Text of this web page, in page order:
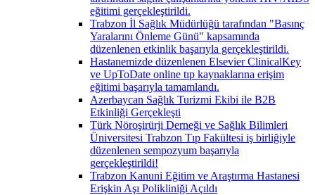
eğitimi gerçekleştirildi.
Trabzon İl Sağlık Müdürlüğü tarafından "Basınç
Yaralarını Önleme Günü" kapsamında
düzenlenen etkinlik başarıyla gerçekleştirildi.
Hastanemizde düzenlenen Elsevier ClinicalKey
ve UpToDate online tıp kaynaklarına erişim
eğitimi başarıyla tamamlandı.
Azerbaycan Sağlık Turizmi Ekibi ile B2B
Etkinliği Gerçekleşti
Türk Nöroşirürji Derneği ve Sağlık Bilimleri
Üniversitesi Trabzon Tıp Fakültesi iş birliğiyle
düzenlenen sempozyum başarıyla
gerçekleştirildi!
Trabzon Kanuni Eğitim ve Araştırma Hastanesi
Erişkin Aşı Polikliniği Açıldı